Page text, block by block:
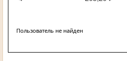
Пользователь не найден